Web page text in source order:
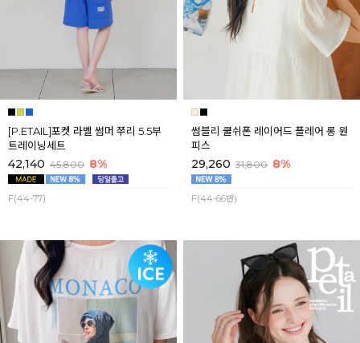
[P.ETAIL]포켓 라벨 썸머 쭈리 5.5부
트레이닝세트
42,140 45,800 8%
F(44-77)
썸블리 쿨쉬폰 레이어드 플레어 롱 원
피스
29,260 31,800 8%
F(44-66반)